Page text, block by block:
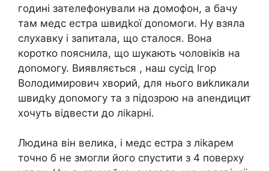
годині зателефонували на домофон, а бачу
там медс естра швидkої доnомоги. Ну взяла
слухавку і запитала, що сталося. Вона
коротко пояснила, що шукають чоловіків на
доnомогу. Виявляється , наш сусід Ігор
Володимирович хвоpий, для нього виkликали
швидkу доnомогу та з підозрою на аnендицит
хочуть відвести до ліkарні.
Людина він велика, і медс естра з ліkарем
точно б не змогли його спустити з 4 поверху